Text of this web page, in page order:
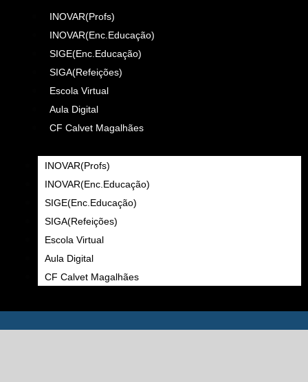
INOVAR(Profs)
INOVAR(Enc.Educação)
SIGE(Enc.Educação)
SIGA(Refeições)
Escola Virtual
Aula Digital
CF Calvet Magalhães
INOVAR(Profs)
INOVAR(Enc.Educação)
SIGE(Enc.Educação)
SIGA(Refeições)
Escola Virtual
Aula Digital
CF Calvet Magalhães